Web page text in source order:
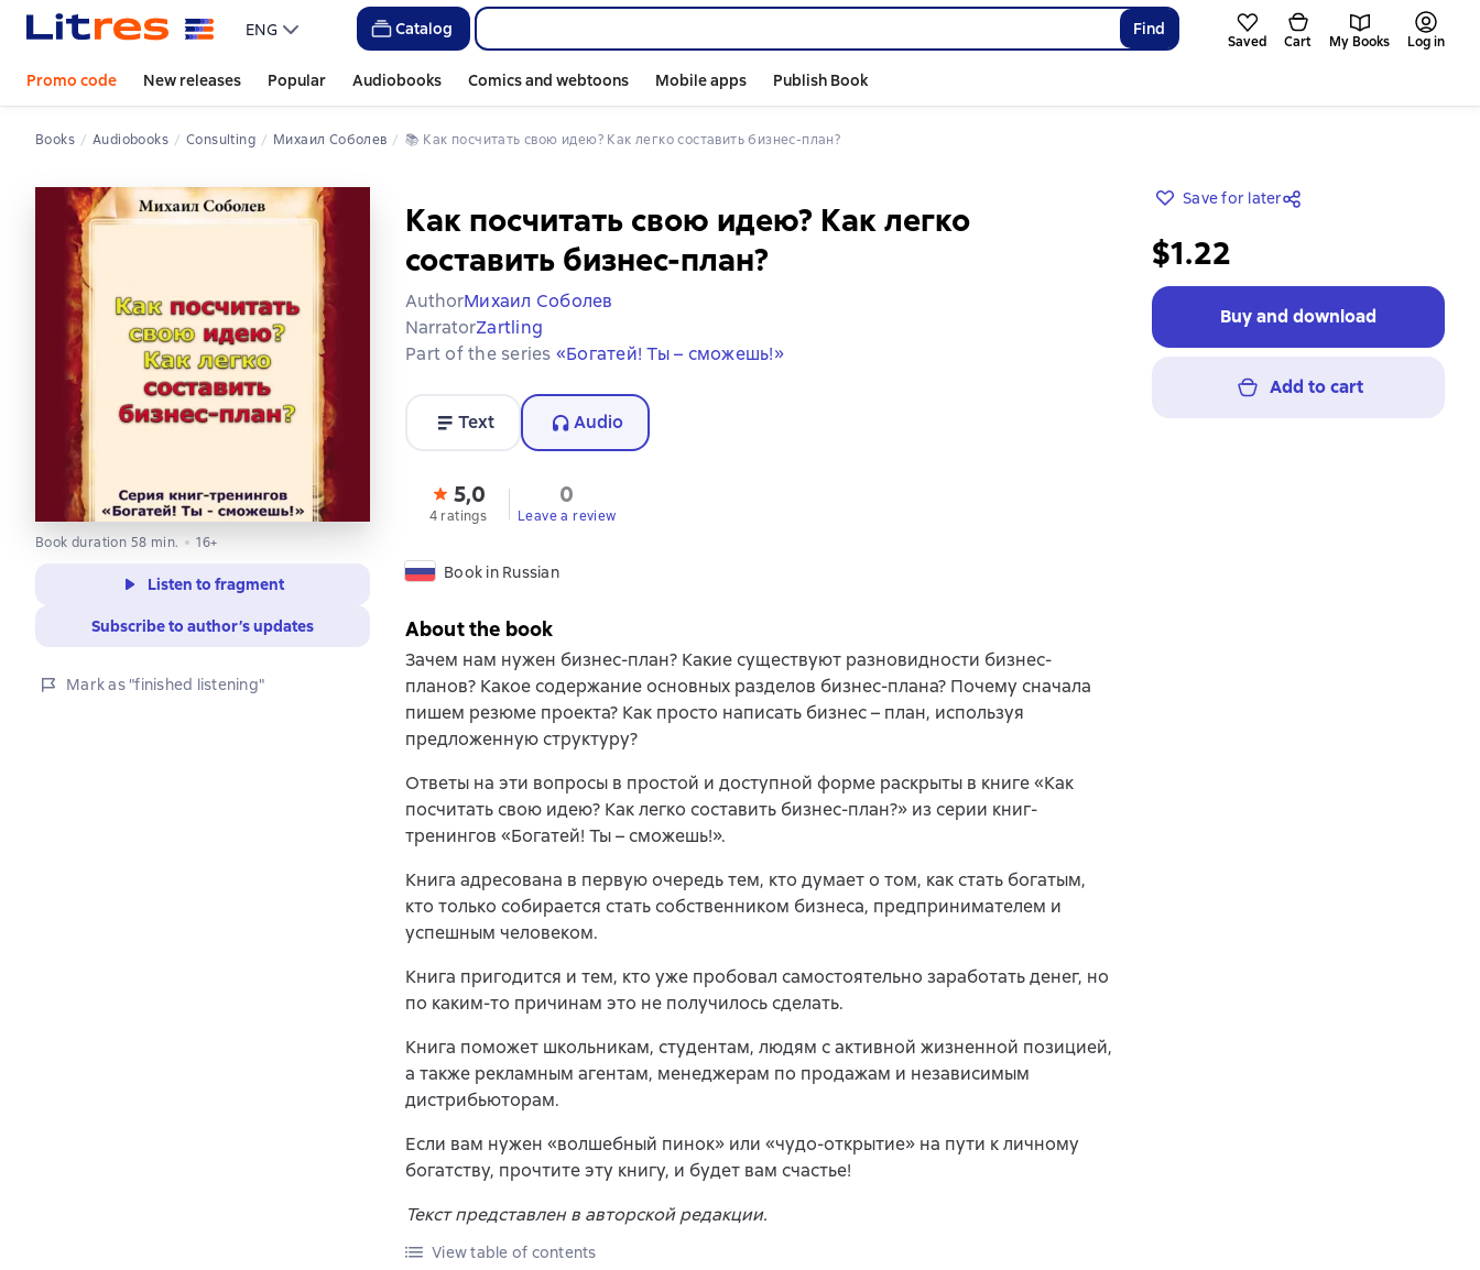
ENG Catalog Find
Saved Cart My Books Log in
Promo code New releases Popular Audiobooks Comics and webtoons Mobile apps Publish Book
Books Audiobooks Consulting Михаил Соболев 📚 Как посчитать свою идею? Как легко составить бизнес-план?
Book duration 58 min. 16+
Listen to fragment
Subscribe to author’s updates
Mark as "finished listening"
Как посчитать свою идею? Как легко
составить бизнес-план?
AuthorМихаил Соболев
NarratorZartling
Part of the series «Богатей! Ты – сможешь!»
Text Audio
5,0
4 ratings
0
Leave a review
Book in Russian
Save for later
$1.22
Buy and download
Add to cart
About the book
Зачем нам нужен бизнес-план? Какие существуют разновидности бизнес-
планов? Какое содержание основных разделов бизнес-плана? Почему сначала
пишем резюме проекта? Как просто написать бизнес – план, используя
предложенную структуру?
Ответы на эти вопросы в простой и доступной форме раскрыты в книге «Как
посчитать свою идею? Как легко составить бизнес-план?» из серии книг-
тренингов «Богатей! Ты – сможешь!».
Книга адресована в первую очередь тем, кто думает о том, как стать богатым,
кто только собирается стать собственником бизнеса, предпринимателем и
успешным человеком.
Книга пригодится и тем, кто уже пробовал самостоятельно заработать денег, но
по каким-то причинам это не получилось сделать.
Книга поможет школьникам, студентам, людям с активной жизненной позицией,
а также рекламным агентам, менеджерам по продажам и независимым
дистрибьюторам.
Если вам нужен «волшебный пинок» или «чудо-открытие» на пути к личному
богатству, прочтите эту книгу, и будет вам счастье!
Текст представлен в авторской редакции.
View table of contents